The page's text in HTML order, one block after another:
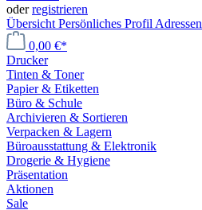
oderregistrieren
Übersicht Persönliches Profil Adressen
0,00 €*
Drucker
Tinten & Toner
Papier & Etiketten
Büro & Schule
Archivieren & Sortieren
Verpacken & Lagern
Büroausstattung & Elektronik
Drogerie & Hygiene
Präsentation
Aktionen
Sale